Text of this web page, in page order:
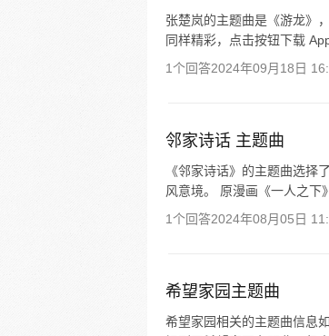
张楚岚的主题曲是《游龙》
同样精彩，点击按钮下载
1个回答2024年09月18日
邻家诗话 主题曲
《邻家诗话》的主题曲选择
风意境。 原漫画《一人之下
1个回答2024年08月05日
希望家园主题曲
希望家园相关的主题曲信息